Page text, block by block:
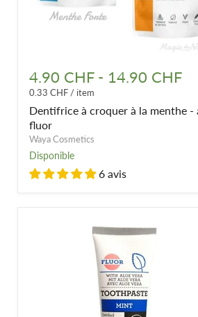
à
croquer
à
la
menthe
-
avec
fluor
4.90 CHF- 14.90 CHF
0.33 CHF /item
Dentifrice à croquer à la menthe -
fluor
Waya Cosmetics
Disponible
6 avis